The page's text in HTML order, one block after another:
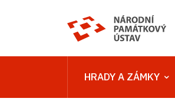
HRADY A ZÁMKY